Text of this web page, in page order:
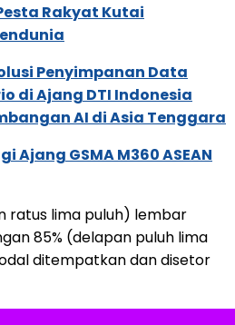
Rakyat Kutai
Penyimpanan Data
di Ajang DTI Indonesia
AI di Asia Tenggara
Ajang GSMA M360 ASEAN
ratus lima puluh) lembar
85% (delapan puluh lima
ditempatkan dan disetor